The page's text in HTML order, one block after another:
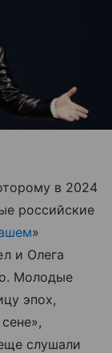
в 2024
российские
»
и Олега
Молодые
эпох,
слушали